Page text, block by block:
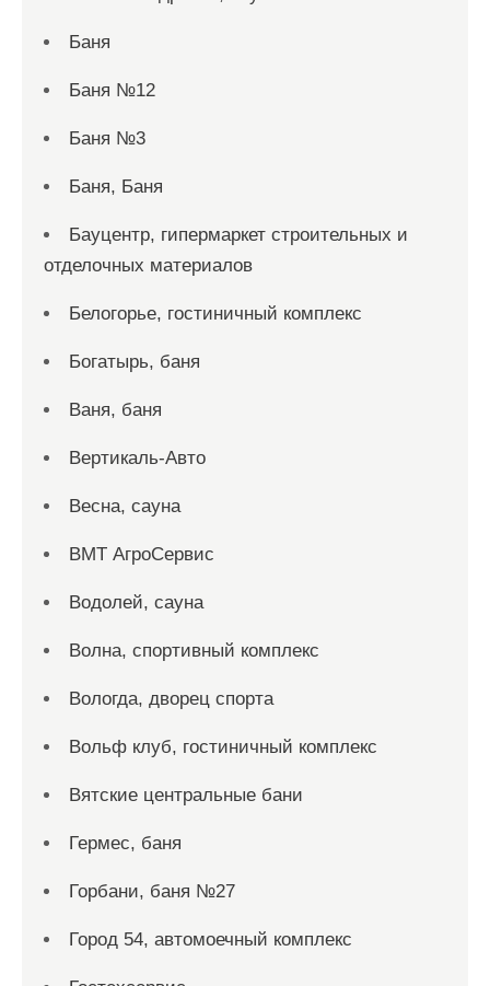
Баня
Баня №12
Баня №3
Баня, Баня
Бауцентр, гипермаркет строительных и
отделочных материалов
Белогорье, гостиничный комплекс
Богатырь, баня
Ваня, баня
Вертикаль-Авто
Весна, сауна
ВМТ АгроСервис
Водолей, сауна
Волна, спортивный комплекс
Вологда, дворец спорта
Вольф клуб, гостиничный комплекс
Вятские центральные бани
Гермес, баня
Горбани, баня №27
Город 54, автомоечный комплекс